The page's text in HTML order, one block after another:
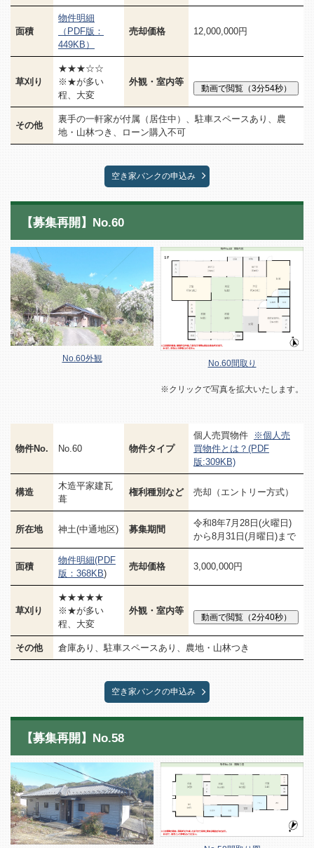
面積
物件明細
（PDF版：
449KB）
売却価格 12,000,000円
草刈り
★★★☆☆
※★が多い
程、大変
外観・室内等
その他
裏手の一軒家が付属（居住中）、駐車スペースあり、農
地・山林つき、ローン購入不可
空き家バンクの申込み
【募集再開】No.60
No.60外観
No.60間取り
※クリックで写真を拡大いたします。
物件No. No.60 物件タイプ
個人売買物件
※個人売
買物件とは？(PDF
版:309KB)
構造
木造平家建瓦
葺
権利種別など 売却（エントリー方式）
所在地 神土(中通地区) 募集期間
令和8年7月28日(火曜日)
から8月31日(月曜日)まで
面積
物件明細(PDF
版：368KB)
売却価格 3,000,000円
草刈り
★★★★★
※★が多い
程、大変
外観・室内等
その他 倉庫あり、駐車スペースあり、農地・山林つき
空き家バンクの申込み
【募集再開】No.58